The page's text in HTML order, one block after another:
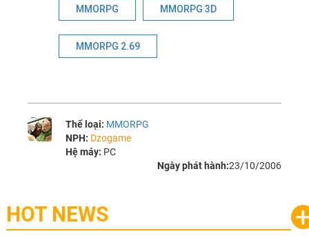
MMORPG MMORPG 3D
MMORPG 2.69
Thể loại: MMORPG
NPH: Dzogame
Hệ máy: PC
Ngày phát hành:23/10/2006
HOT NEWS